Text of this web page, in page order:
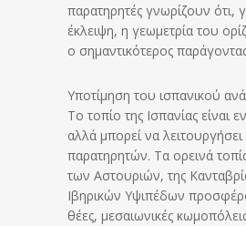
παρατηρητές γνωρίζουν ότι,
έκλειψη, η γεωμετρία του
ο σημαντικότερος
Υποτίμηση του ισπανικού
Το τοπίο της Ισπανίας είναι
αλλά μπορεί να
παρατηρητών. Τα ορεινά
των Αστουριών, της
Ιβηρικών Υψιπέδων
θέες, μεσαιωνικές